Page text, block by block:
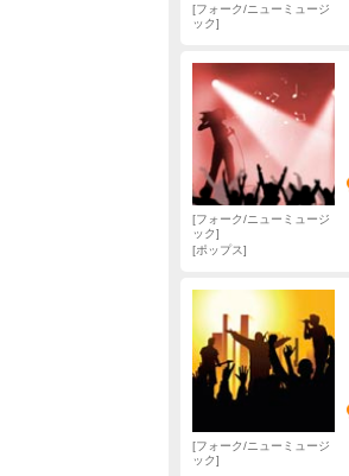
フォーク/ニューミュージ
ック
フォーク/ニューミュージ
ック
ポップス
フォーク/ニューミュージ
ック